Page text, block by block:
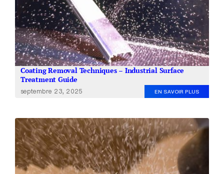
Coating Removal Techniques – Industrial Surface
Treatment Guide
septembre 23, 2025 EN SAVOIR PLUS